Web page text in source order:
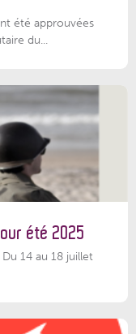
été approuvées
du...
été 2025
14 au 18 juillet